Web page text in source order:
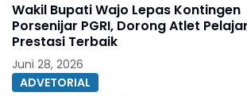
Wakil Bupati Wajo Lepas Kontingen
Porsenijar PGRI, Dorong Atlet
Prestasi Terbaik
Juni 28, 2026
ADVETORIAL